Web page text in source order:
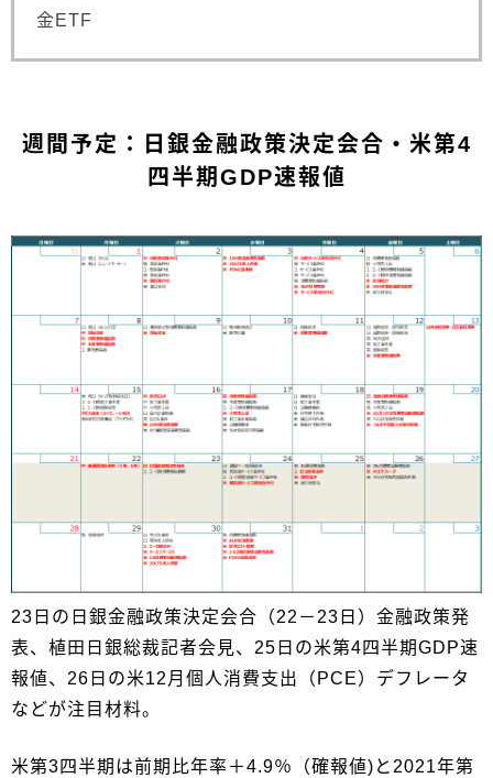
金ETF
週間予定：日銀金融政策決定会合・米第4
四半期GDP速報値
23日の日銀金融政策決定会合（22－23日）金融政策発
表、植田日銀総裁記者会見、25日の米第4四半期GDP速
報値、26日の米12月個人消費支出（PCE）デフレータ
などが注目材料。
米第3四半期は前期比年率＋4.9％（確報値)と2021年第